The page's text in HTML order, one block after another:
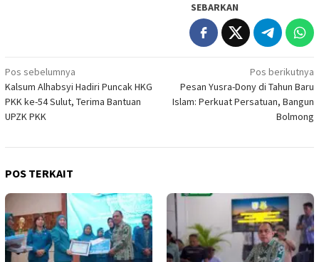
SEBARKAN
Navigasi
pos
Pos sebelumnya
Kalsum Alhabsyi Hadiri Puncak HKG
PKK ke-54 Sulut, Terima Bantuan
UPZK PKK
Pos berikutnya
Pesan Yusra-Dony di Tahun Baru
Islam: Perkuat Persatuan, Bangun
Bolmong
POS TERKAIT